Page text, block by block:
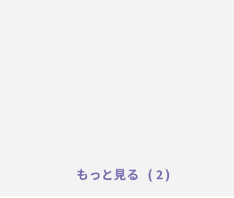
もっと見る